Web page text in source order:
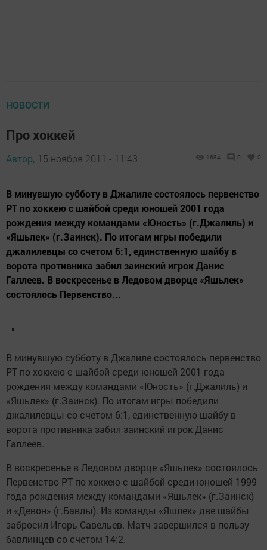
НОВОСТИ
Про хоккей
Автор, 15 ноября 2011 - 11:43 1684 0 0
В минувшую субботу в Джалиле состоялось первенство
РТ по хоккею с шайбой среди юношей 2001 года
рождения между командами «Юность» (г.Джалиль) и
«Яшьлек» (г.Заинск). По итогам игры победили
джалилевцы со счетом 6:1, единственную шайбу в
ворота противника забил заинский игрок Данис
Галлеев. В воскресенье в Ледовом дворце «Яшьлек»
состоялось Первенство...
В минувшую субботу в Джалиле состоялось первенство
РТ по хоккею с шайбой среди юношей 2001 года
рождения между командами «Юность» (г.Джалиль) и
«Яшьлек» (г.Заинск). По итогам игры победили
джалилевцы со счетом 6:1, единственную шайбу в
ворота противника забил заинский игрок Данис
Галлеев.
В воскресенье в Ледовом дворце «Яшьлек» состоялось
Первенство РТ по хоккею с шайбой среди юношей 1999
года рождения между командами «Яшьлек» (г.Заинск)
и «Девон» (г.Бавлы). Из команды «Яшлек» две шайбы
забросил Игорь Савельев. Матч завершился в пользу
бавлинцев со счетом 14:2.